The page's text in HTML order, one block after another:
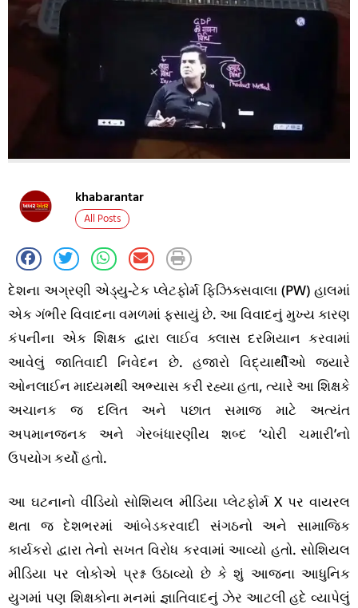
khabarantar
All Posts
દેશના અગ્રણી એડ્યુ-ટેક પ્લેટફોર્મ ફિઝિક્સવાલા (PW) હાલમાં
એક ગંભીર વિવાદના વમળમાં ફસાયું છે. આ વિવાદનું મુખ્ય કારણ
કંપનીના એક શિક્ષક દ્વારા લાઈવ ક્લાસ દરમિયાન કરવામાં
આવેલું જાતિવાદી નિવેદન છે. હજારો વિદ્યાર્થીઓ જ્યારે
ઓનલાઈન માધ્યમથી અભ્યાસ કરી રહ્યા હતા, ત્યારે આ શિક્ષકે
અચાનક જ દલિત અને પછાત સમાજ માટે અત્યંત
અપમાનજનક અને ગેરબંધારણીય શબ્દ ‘ચોરી ચમારી’નો
ઉપયોગ કર્યો હતો.
આ ઘટનાનો વીડિયો સોશિયલ મીડિયા પ્લેટફોર્મ X પર વાયરલ
થતા જ દેશભરમાં આંબેડકરવાદી સંગઠનો અને સામાજિક
કાર્યકરો દ્વારા તેનો સખત વિરોધ કરવામાં આવ્યો હતો. સોશિયલ
મીડિયા પર લોકોએ પ્રશ્ન ઉઠાવ્યો છે કે શું આજના આધુનિક
યુગમાં પણ શિક્ષકોના મનમાં જ્ઞાતિવાદનું ઝેર આટલી હદે વ્યાપેલું